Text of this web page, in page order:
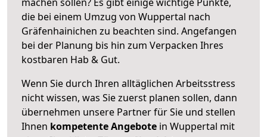
die bei einem Umzug von Wuppertal nach
Gräfenhainichen zu beachten sind. Angefangen
bei der Planung bis hin zum Verpacken Ihres
kostbaren Hab & Gut.
Wenn Sie durch Ihren alltäglichen Arbeitsstress
nicht wissen, was Sie zuerst planen sollen, dann
übernehmen unsere Partner für Sie und stellen
Ihnen kompetente Angebote in Wuppertal mit